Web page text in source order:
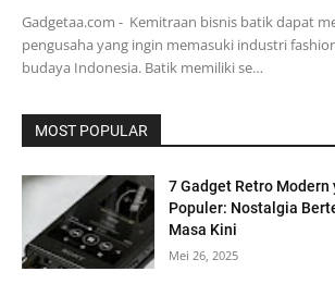
Gadgetaa.com - Kemitraan bisnis batik dapat
pengusaha yang ingin memasuki industri
budaya Indonesia. Batik memiliki se…
MOST POPULAR
7 Gadget Retro Modern
Populer: Nostalgia
Masa Kini
Mei 26, 2025